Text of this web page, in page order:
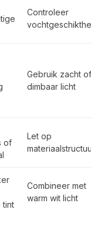
Controleer
Gebruik zacht of
dimbaar licht
of
Let op
tint
Combineer met
warm wit licht